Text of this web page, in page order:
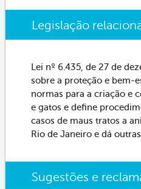
Legislação
Lei nº 6.435, de 27 de
sobre a proteção e bem-
normas para a criação e
e gatos e define
casos de maus tratos a
Rio de Janeiro e dá
Sugestões e